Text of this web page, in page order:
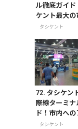
ル徹底ガイド
ケント最大の
大探検
タシケント
72. タシケン
際線ターミナ
ド！市内へ
ス・両替・お
タシケント